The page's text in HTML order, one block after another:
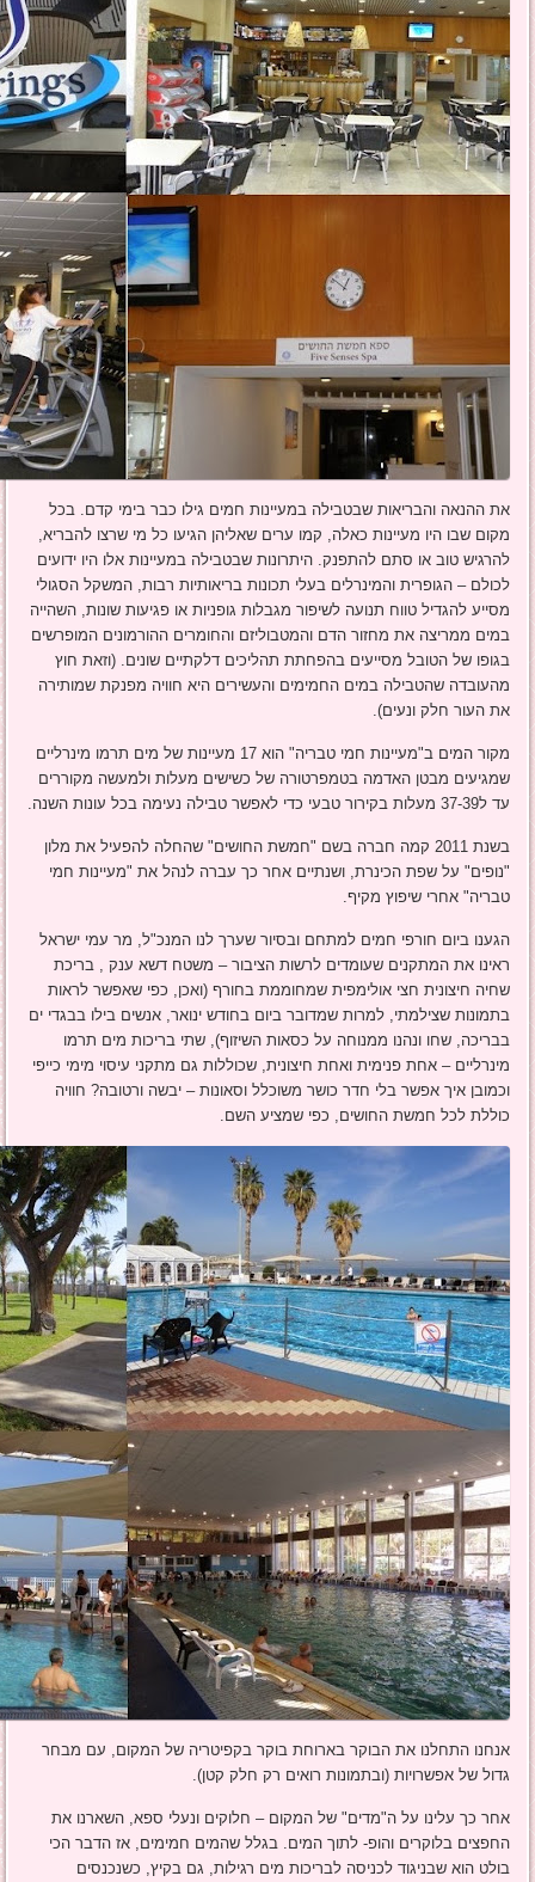
את ההנאה והבריאות שבטבילה במעיינות חמים גילו כבר בימי קדם. בכל
מקום שבו היו מעיינות כאלה, קמו ערים שאליהן הגיעו כל מי שרצו להבריא,
להרגיש טוב או סתם להתפנק. היתרונות שבטבילה במעיינות אלו היו ידועים
לכולם – הגופרית והמינרלים בעלי תכונות בריאותיות רבות, המשקל הסגולי
מסייע להגדיל טווח תנועה לשיפור מגבלות גופניות או פגיעות שונות, השהייה
במים ממריצה את מחזור הדם והמטבוליזם והחומרים ההורמונים המופרשים
בגופו של הטובל מסייעים בהפחתת תהליכים דלקתיים שונים. (וזאת חוץ
מהעובדה שהטבילה במים החמימים והעשירים היא חוויה מפנקת שמותירה
את העור חלק ונעים).
מקור המים ב"מעיינות חמי טבריה" הוא 17 מעיינות של מים תרמו מינרליים
שמגיעים מבטן האדמה בטמפרטורה של כשישים מעלות ולמעשה מקוררים
עד ל37-39 מעלות בקירור טבעי כדי לאפשר טבילה נעימה בכל עונות השנה.
בשנת 2011 קמה חברה בשם "חמשת החושים" שהחלה להפעיל את מלון
"נופים" על שפת הכינרת, ושנתיים אחר כך עברה לנהל את "מעיינות חמי
טבריה" אחרי שיפוץ מקיף.
הגענו ביום חורפי חמים למתחם ובסיור שערך לנו המנכ"ל, מר עמי ישראל
ראינו את המתקנים שעומדים לרשות הציבור – משטח דשא ענק , בריכת
שחיה חיצונית חצי אולימפית שמחוממת בחורף (ואכן, כפי שאפשר לראות
בתמונות שצילמתי, למרות שמדובר ביום בחודש ינואר, אנשים בילו בבגדי ים
בבריכה, שחו ונהנו ממנוחה על כסאות השיזוף), שתי בריכות מים תרמו
מינרליים – אחת פנימית ואחת חיצונית, שכוללות גם מתקני עיסוי מימי כייפי
וכמובן איך אפשר בלי חדר כושר משוכלל וסאונות – יבשה ורטובה? חוויה
כוללת לכל חמשת החושים, כפי שמציע השם.
אנחנו התחלנו את הבוקר בארוחת בוקר בקפיטריה של המקום, עם מבחר
גדול של אפשרויות (ובתמונות רואים רק חלק קטן).
אחר כך עלינו על ה"מדים" של המקום – חלוקים ונעלי ספא, השארנו את
החפצים בלוקרים והופ- לתוך המים. בגלל שהמים חמימים, אז הדבר הכי
בולט הוא שבניגוד לכניסה לבריכות מים רגילות, גם בקיץ, כשנכנסים